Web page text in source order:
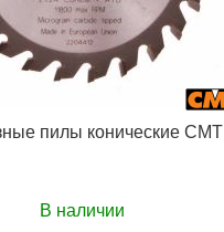
пилы конические CMT
В наличии